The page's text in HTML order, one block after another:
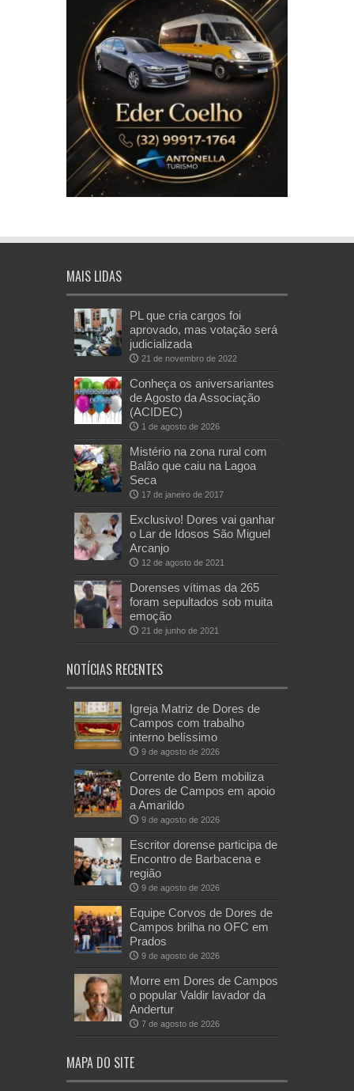
MAIS LIDAS
PL que cria cargos foi
aprovado, mas votação será
judicializada
21 de novembro de 2022
Conheça os aniversariantes
de Agosto da Associação
(ACIDEC)
1 de agosto de 2026
Mistério na zona rural com
Balão que caiu na Lagoa
Seca
17 de janeiro de 2017
Exclusivo! Dores vai ganhar
o Lar de Idosos São Miguel
Arcanjo
12 de agosto de 2021
Dorenses vítimas da 265
foram sepultados sob muita
emoção
21 de junho de 2021
NOTÍCIAS RECENTES
Igreja Matriz de Dores de
Campos com trabalho
interno belíssimo
9 de agosto de 2026
Corrente do Bem mobiliza
Dores de Campos em apoio
a Amarildo
9 de agosto de 2026
Escritor dorense participa de
Encontro de Barbacena e
região
9 de agosto de 2026
Equipe Corvos de Dores de
Campos brilha no OFC em
Prados
9 de agosto de 2026
Morre em Dores de Campos
o popular Valdir lavador da
Andertur
7 de agosto de 2026
MAPA DO SITE